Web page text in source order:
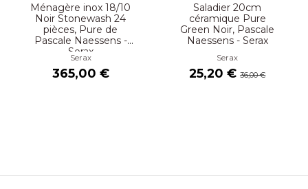
Ménagère inox 18/10
Noir Stonewash 24
pièces, Pure de
Pascale Naessens -
Serax
Serax
365,00 €
Saladier 20cm
céramique Pure
Green Noir, Pascale
Naessens - Serax
Serax
25,20 €36,00 €